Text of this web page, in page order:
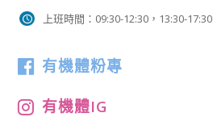
上班時間：09:30-12:30，13:30-17:30
有機體粉專
有機體IG